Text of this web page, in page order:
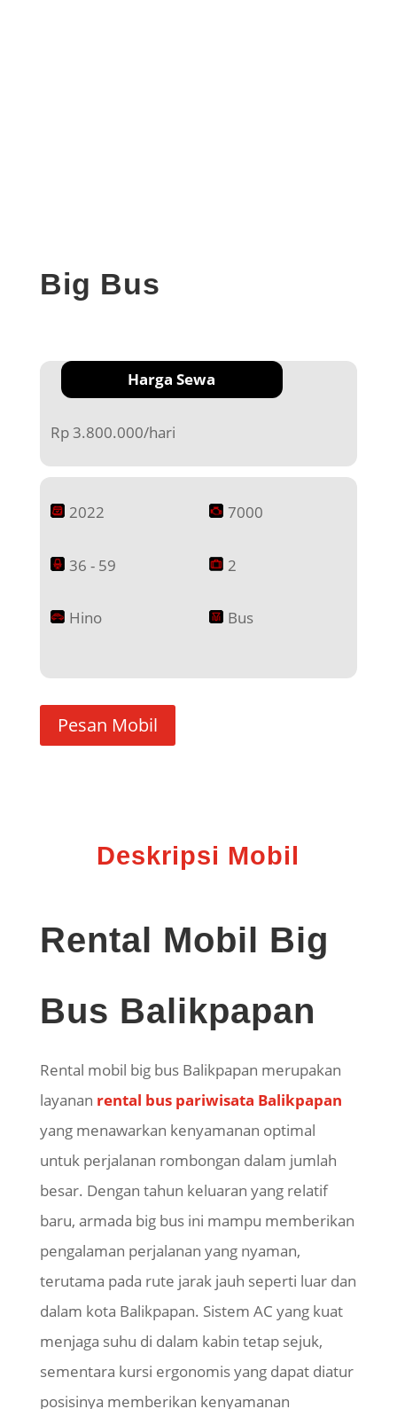
Big Bus
Harga Sewa
Rp 3.800.000/hari
2022 7000
36 - 59 2
Hino Bus
Pesan Mobil
Deskripsi Mobil
Rental Mobil Big
Bus Balikpapan
Rental mobil bigbus Balikpapan merupakan
layanan rental bus pariwisata Balikpapan
yang menawarkan kenyamanan optimal
untuk perjalanan rombongan dalam jumlah
besar. Dengan tahun keluaran yang relatif
baru, armada bigbus ini mampu memberikan
pengalaman perjalanan yang nyaman,
terutama pada rute jarak jauh seperti luar dan
dalam kota Balikpapan. Sistem AC yang kuat
menjaga suhu di dalam kabin tetap sejuk,
sementara kursi ergonomis yang dapat diatur
posisinya memberikan kenyamanan